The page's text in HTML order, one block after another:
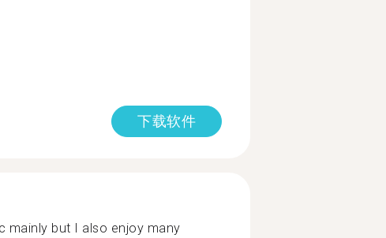
下载软件
mainly but I also enjoy many